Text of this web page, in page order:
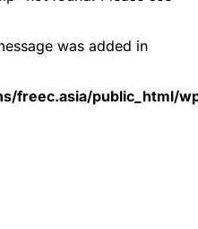
was added in
freec.asia/public_html/